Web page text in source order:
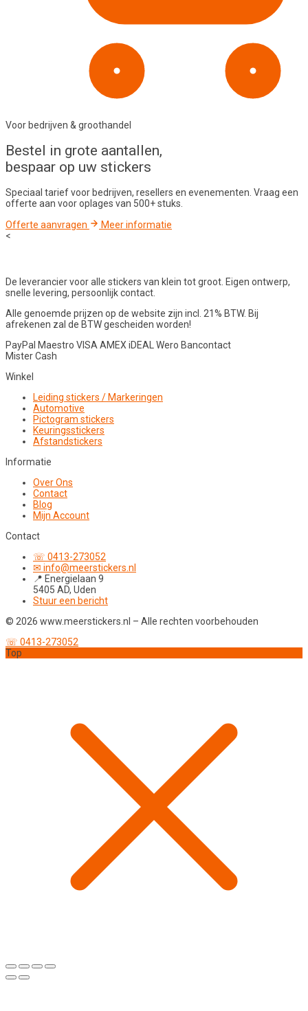
Voor bedrijven & groothandel
Bestel in grote aantallen,
bespaar op uw stickers
Speciaal tarief voor bedrijven, resellers en evenementen. Vraag een
offerte aan voor oplages van 500+ stuks.
Offerte aanvragen
Meer informatie
<
De leverancier voor alle stickers van klein tot groot. Eigen ontwerp,
snelle levering, persoonlijk contact.
Alle genoemde prijzen op de website zijn incl. 21% BTW. Bij
afrekenen zal de BTW gescheiden worden!
PayPal Maestro VISAAMEXiDEALWero Bancontact
Mister Cash
Winkel
Leiding stickers / Markeringen
Automotive
Pictogram stickers
Keuringsstickers
Afstandstickers
Informatie
Over Ons
Contact
Blog
Mijn Account
Contact
☏ 0413-273052
✉ info@meerstickers.nl
📍 Energielaan 9
5405 AD, Uden
Stuur een bericht
© 2026 www.meerstickers.nl – Alle rechten voorbehouden
☏ 0413-273052
Top